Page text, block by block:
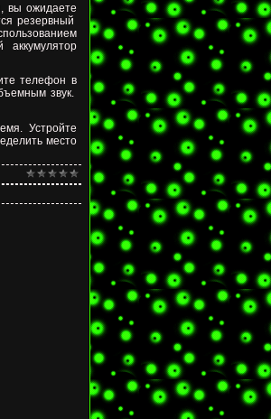
вы ожидаете
резервный
аккумулятор
телефон в
звук.
Устройте
место